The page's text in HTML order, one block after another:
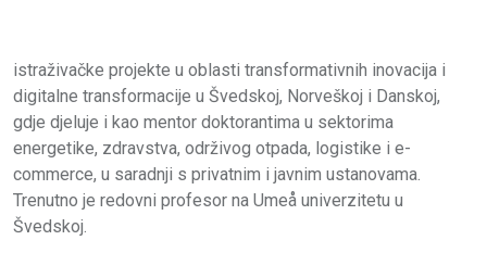
istraživačke projekte u oblasti transformativnih inovacija i
digitalne transformacije u Švedskoj, Norveškoj i Danskoj,
gdje djeluje i kao mentor doktorantima u sektorima
energetike, zdravstva, održivog otpada, logistike i e-
commerce, u saradnji s privatnim i javnim ustanovama.
Trenutno je redovni profesor na Umeå univerzitetu u
Švedskoj.